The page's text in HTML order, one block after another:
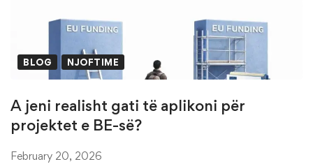
BLOG NJOFTIME
A jeni realisht gati të aplikoni për
projektet e BE-së?
February 20, 2026